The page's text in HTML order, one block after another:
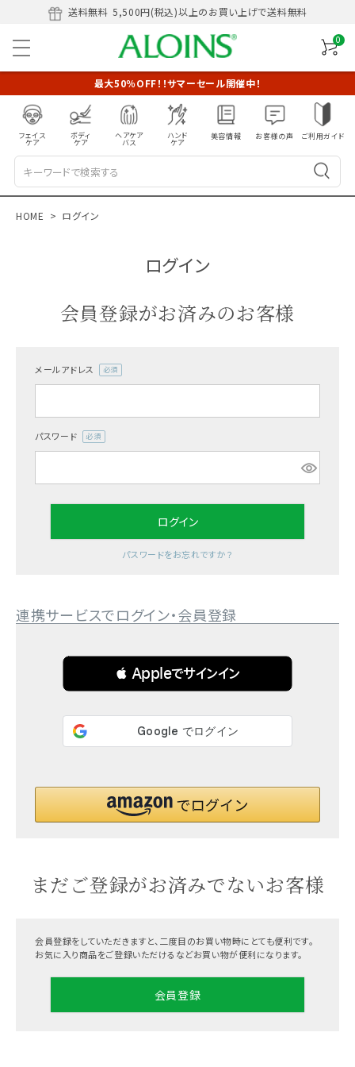
送料無料 5,500円(税込)以上のお買い上げで送料無料
0
最大50％OFF！！サマーセール開催中！
フェイス
ケア
ボディ
ケア
ヘアケア
バス
ハンド
ケア
美容情報 お客様の声 ご利用ガイド
HOME ログイン
ログイン
会員登録がお済みのお客様
メールアドレス
(必
パスワード
(必
ログイン
パスワードをお忘れですか？
連携サービスでログイン・会員登録
 Appleでサインイン
まだご登録がお済みでないお客様
会員登録をしていただきますと、二度目のお買い物時にとても便利です。
お気に入り商品をご登録いただけるなどお買い物が便利になります。
会員登録